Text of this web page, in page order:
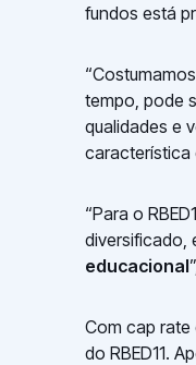
fundos está
tempo, pode
qualidades e
característica
“Para o
diversificado,
educacional
Com cap rate
do RBED11.